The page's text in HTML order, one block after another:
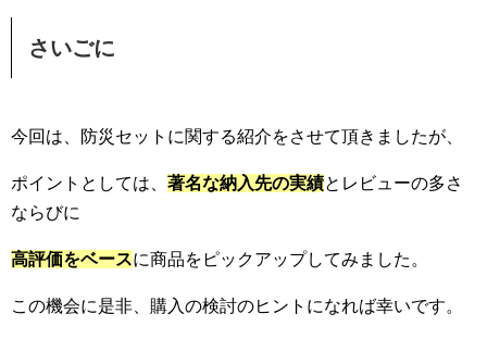
さいごに
今回は、防災セットに関する紹介をさせて頂きましたが、
ポイントとしては、 著名な納入先の実績とレビューの多さ
ならびに
高評価をベースに商品をピックアップしてみました。
この機会に是非、購入の検討のヒントになれば幸いです。